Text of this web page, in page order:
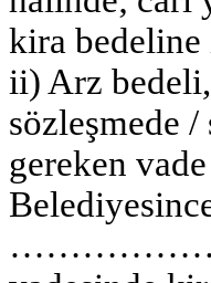
kira bedeline
ii) Arz
sözleşmede
gereken
………………….